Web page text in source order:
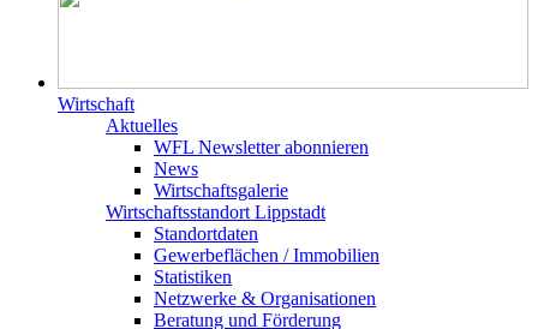
Wirtschaft
Aktuelles
WFL Newsletter abonnieren
News
Wirtschaftsgalerie
Wirtschafts­­standort Lippstadt
Standortdaten
Gewerbeflächen / Immobilien
Statistiken
Netzwerke & Organisationen
Beratung und Förderung